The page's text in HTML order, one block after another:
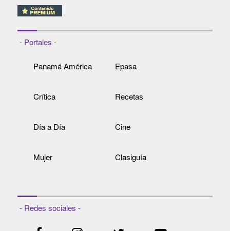
- Portales -
Panamá América Epasa
Crítica Recetas
Día a Día Cine
Mujer Clasiguía
- Redes sociales -